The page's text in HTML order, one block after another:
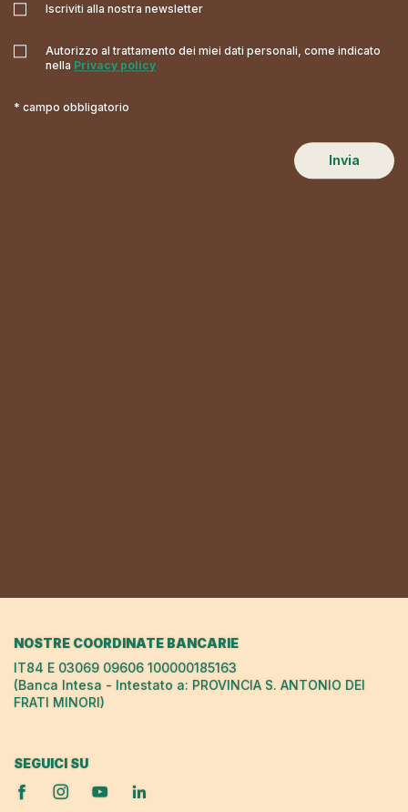
Iscriviti alla nostra newsletter
Autorizzo al trattamento dei miei dati personali, come indicato
nella Privacy policy
* campo obbligatorio
Invia
NOSTRE COORDINATE BANCARIE
IT84 E 03069 09606 100000185163
(Banca Intesa - Intestato a: PROVINCIA S. ANTONIO DEI
FRATI MINORI)
SEGUICI SU